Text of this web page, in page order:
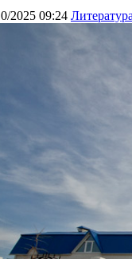
2025 09:24